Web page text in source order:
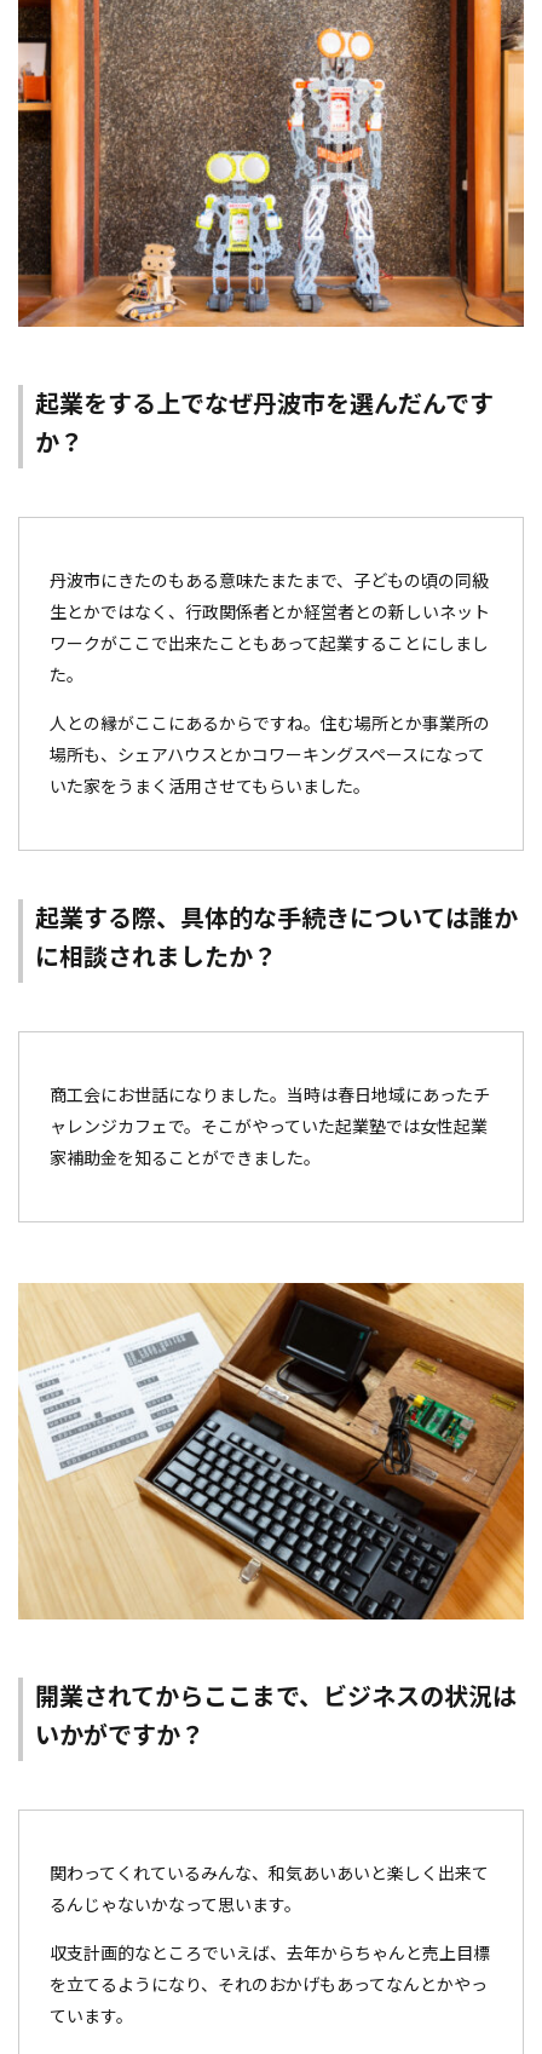
起業をする上でなぜ丹波市を選んだんです
か？
丹波市にきたのもある意味たまたまで、子どもの頃の同級
生とかではなく、行政関係者とか経営者との新しいネット
ワークがここで出来たこともあって起業することにしまし
た。
人との縁がここにあるからですね。住む場所とか事業所の
場所も、シェアハウスとかコワーキングスペースになって
いた家をうまく活用させてもらいました。
起業する際、具体的な手続きについては誰か
に相談されましたか？
商工会にお世話になりました。当時は春日地域にあったチ
ャレンジカフェで。そこがやっていた起業塾では女性起業
家補助金を知ることができました。
開業されてからここまで、ビジネスの状況は
いかがですか？
関わってくれているみんな、和気あいあいと楽しく出来て
るんじゃないかなって思います。
収支計画的なところでいえば、去年からちゃんと売上目標
を立てるようになり、それのおかげもあってなんとかやっ
ています。